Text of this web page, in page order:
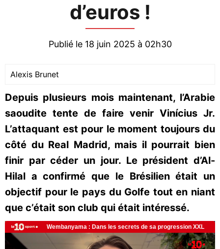
d’euros !
Publié le 18 juin 2025 à 02h30
Alexis Brunet
Depuis plusieurs mois maintenant, l’Arabie
saoudite tente de faire venir Vinícius Jr.
L’attaquant est pour le moment toujours du
côté du Real Madrid, mais il pourrait bien
finir par céder un jour. Le président d’Al-
Hilal a confirmé que le Brésilien était un
objectif pour le pays du Golfe tout en niant
que c’était son club qui était intéressé.